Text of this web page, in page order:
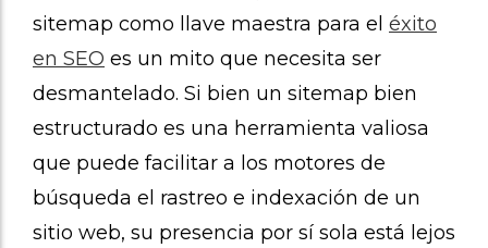
sitemap como llave maestra para el éxito
en SEO es un mito que necesita ser
desmantelado. Si bien un sitemap bien
estructurado es una herramienta valiosa
que puede facilitar a los motores de
búsqueda el rastreo e indexación de un
sitio web, su presencia por sí sola está lejos